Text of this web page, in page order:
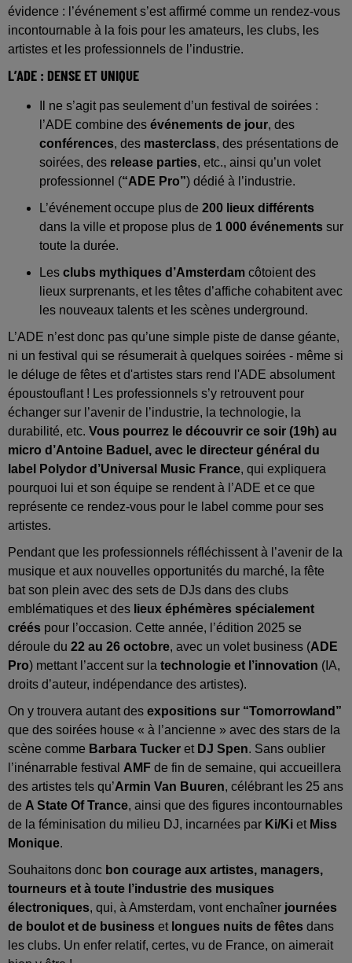
évidence : l’événement s’est affirmé comme un rendez-vous
incontournable à la fois pour les amateurs, les clubs, les
artistes et les professionnels de l’industrie.
L’ADE : DENSE ET UNIQUE
Il ne s’agit pas seulement d’un festival de soirées :
l’ADE combine des événements de jour, des
conférences, des masterclass, des présentations de
soirées, des release parties, etc., ainsi qu’un volet
professionnel (“ADE Pro”) dédié à l’industrie.
L’événement occupe plus de 200 lieux différents
dans la ville et propose plus de 1 000 événements sur
toute la durée.
Les clubs mythiques d’Amsterdam côtoient des
lieux surprenants, et les têtes d’affiche cohabitent avec
les nouveaux talents et les scènes underground.
L’ADE n’est donc pas qu’une simple piste de danse géante,
ni un festival qui se résumerait à quelques soirées - même si
le déluge de fêtes et d'artistes stars rend l'ADE absolument
époustouflant ! Les professionnels s’y retrouvent pour
échanger sur l’avenir de l’industrie, la technologie, la
durabilité, etc. Vous pourrez le découvrir ce soir (19h) au
micro d’Antoine Baduel, avec le directeur général du
label Polydor d’Universal Music France, qui expliquera
pourquoi lui et son équipe se rendent à l’ADE et ce que
représente ce rendez-vous pour le label comme pour ses
artistes.
Pendant que les professionnels réfléchissent à l’avenir de la
musique et aux nouvelles opportunités du marché, la fête
bat son plein avec des sets de DJs dans des clubs
emblématiques et des lieux éphémères spécialement
créés pour l’occasion. Cette année, l’édition 2025 se
déroule du 22 au 26 octobre, avec un volet business (ADE
Pro) mettant l’accent sur la technologie et l’innovation (IA,
droits d’auteur, indépendance des artistes).
On y trouvera autant des expositions sur “Tomorrowland”
que des soirées house « à l’ancienne » avec des stars de la
scène comme Barbara Tucker et DJ Spen. Sans oublier
l’inénarrable festival AMF de fin de semaine, qui accueillera
des artistes tels qu’Armin Van Buuren, célébrant les 25 ans
de A State Of Trance, ainsi que des figures incontournables
de la féminisation du milieu DJ, incarnées par Ki/Ki et Miss
Monique.
Souhaitons donc bon courage aux artistes, managers,
tourneurs et à toute l’industrie des musiques
électroniques, qui, à Amsterdam, vont enchaîner journées
de boulot et de business et longues nuits de fêtes dans
les clubs. Un enfer relatif, certes, vu de France, on aimerait